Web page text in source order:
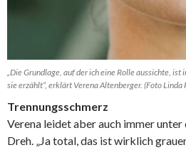
„Die Grundlage, auf der ich eine Rolle aussichte,
sie erzählt“, erklärt Verena Altenberger. (Foto Linda
Trennungsschmerz
Verena leidet aber auch immer unter
Dreh. „Ja total, das ist wirklich